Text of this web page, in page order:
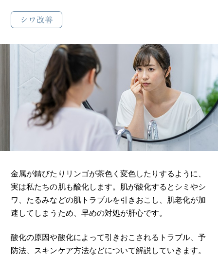
シワ改善
金属が錆びたりリンゴが茶色く変色したりするように、
実は私たちの肌も酸化します。肌が酸化するとシミやシ
ワ、たるみなどの肌トラブルを引きおこし、肌老化が加
速してしまうため、早めの対処が肝心です。
酸化の原因や酸化によって引きおこされるトラブル、予
防法、スキンケア方法などについて解説していきます。